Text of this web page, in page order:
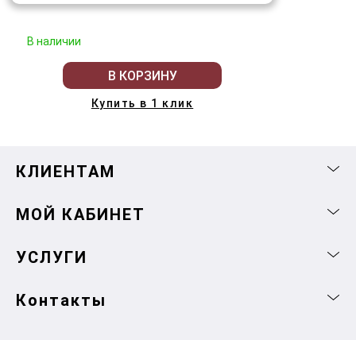
В наличии
В КОРЗИНУ
Купить в 1 клик
КЛИЕНТАМ
МОЙ КАБИНЕТ
УСЛУГИ
Контакты